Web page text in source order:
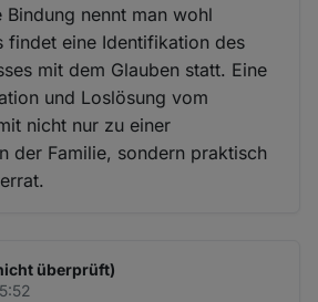
Bindung nennt man wohl
findet eine Identifikation des
mit dem Glauben statt. Eine
und Loslösung vom
nicht nur zu einer
der Familie, sondern praktisch
überprüft)